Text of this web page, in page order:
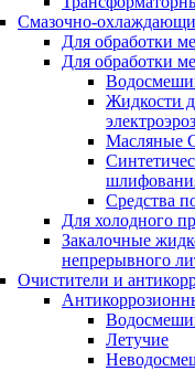
Смазочно-
Для обработки
Для обработки
Жидкости
Масляные
Средства
Для холодного
Закалочные
непрерывного
Очистители и
Летучие